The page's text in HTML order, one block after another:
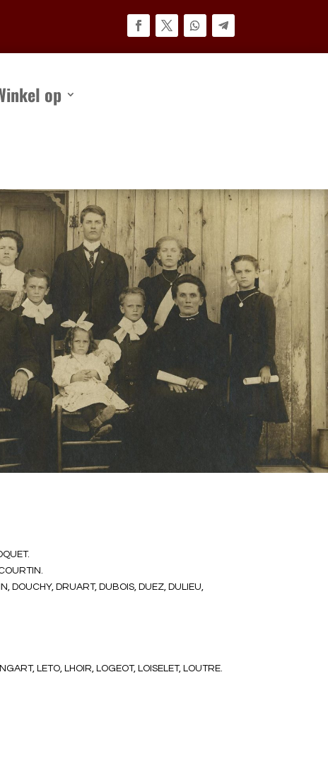
op
op Neem contact op met
DOUCHY, DRUART, DUBOIS, DUEZ, DULIEU,
LETO, LHOIR, LOGEOT, LOISELET, LOUTRE.